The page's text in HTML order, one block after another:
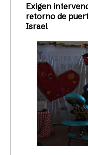
Exigen
retorno de
Israel